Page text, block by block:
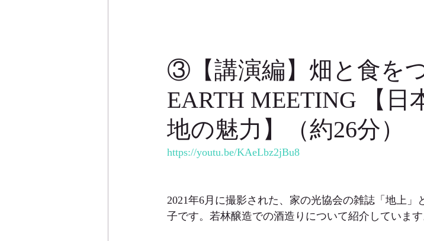
③【講演編】畑と食を
EARTH MEETING 【日
地の魅力】（約26分）
https://youtu.be/KAeLbz2jBu8
2021年6月に撮影された、家の光協会の雑誌「地上」
子です。若林醸造での酒造りについて紹介しています